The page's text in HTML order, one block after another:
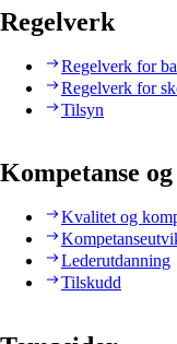
Regelverk
Regelverk for
Regelverk for
Tilsyn
Kompetanse
Kvalitet og
Lederutdanning
Tilskudd